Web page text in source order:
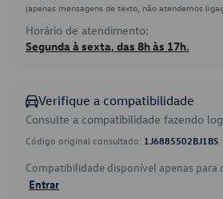
(apenas mensagens de texto, não atendemos
Horário de atendimento:
Segunda à sexta, das 8h às 17h.
Verifique a compatibilidade
Consulte a compatibilidade fazendo
Código original consultado: 1J6885502BJ1BS
Compatibilidade disponível apenas para
Entrar